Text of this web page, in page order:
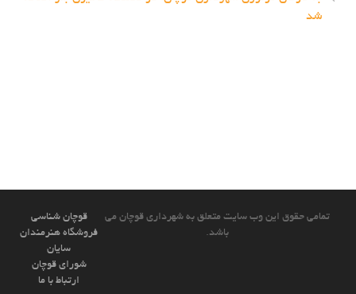
شد
قوچان شناسی
فروشگاه هنرمندان
سایان
شورای قوچان
ارتباط با ما
تمامی حقوق این وب سایت متعلق به شهرداری قوچان می
باشد.